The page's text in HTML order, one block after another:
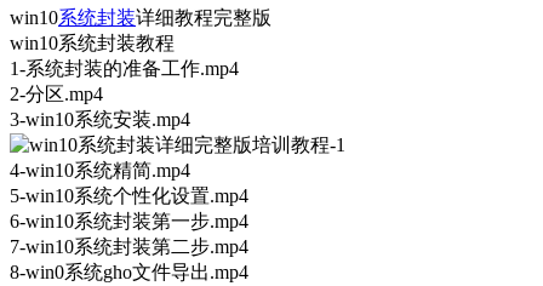
win10系统封装详细教程完整版
win10系统封装教程
1-系统封装的准备工作.mp4
2-分区.mp4
3-win10系统安装.mp4
4-win10系统精简.mp4
5-win10系统个性化设置.mp4
6-win10系统封装第一步.mp4
7-win10系统封装第二步.mp4
8-win0系统gho文件导出.mp4